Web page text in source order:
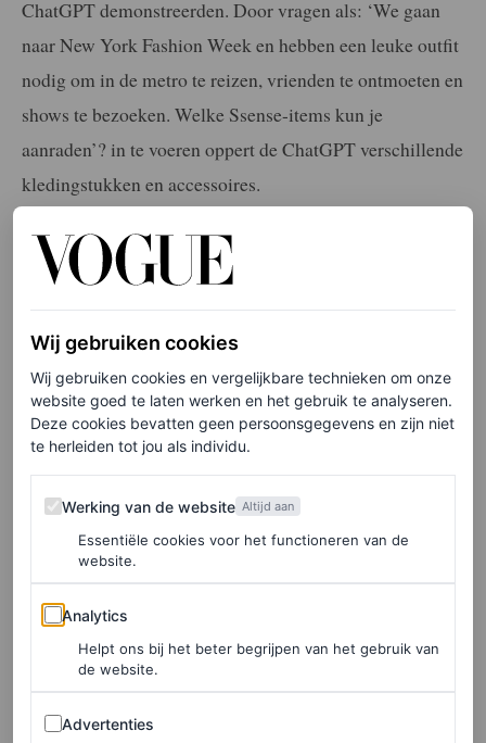
ChatGPT demonstreerden. Door vragen als: ‘We gaan
naar New York Fashion Week en hebben een leuke outfit
nodig om in de metro te reizen, vrienden te ontmoeten en
shows te bezoeken. Welke Ssense-items kun je
aanraden’? in te voeren oppert de ChatGPT verschillende
kledingstukken en accessoires.
Ze komen zelfs met een persoonlijke onderbouwing:
‘Een statementblouse, zoals deze van Marine Serre, die
zowel voor een avond uit of meer casual gedragen kan
worden. Kies voor een felle print of opvallende kleur om
wat nieuws aan je look toe te voegen.’ Terwijl AI nog
volop in ontwikkeling is, laat Thom Bettridge, hoofd
creatieve content bij Ssense, in een statement weten dat
ChatGPT en het eerdergenoemde Midjourney al volop
kansen brengt voor merken om bij te dragen aan de
verdere evolutie.
Inclusief en duurzaam
AI opent veel deuren – helemaal zelf – maar in hoeverre
gaat dit ten koste van de menselijke hand? In Nederland
Wij gebruiken cookies
Wij gebruiken cookies en vergelijkbare technieken om onze
website goed te laten werken en het gebruik te analyseren.
Deze cookies bevatten geen persoonsgegevens en zijn niet
te herleiden tot jou als individu.
Werking van de website
Werking van de website Altijd aan
Essentiële cookies voor het functioneren van de
website.
Analytics
Analytics
Helpt ons bij het beter begrijpen van het gebruik van
de website.
Advertenties
Advertenties